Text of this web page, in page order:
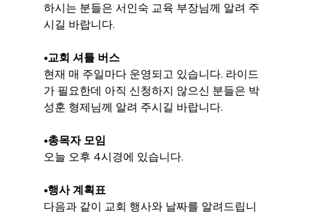
하시는 분들은 서인숙 교육 부장님께 알려 주
시길 바랍니다.
•교회 셔틀 버스
현재 매 주일마다 운영되고 있습니다. 라이드
가 필요한데 아직 신청하지 않으신 분들은 박
성훈 형제님께 알려 주시길 바랍니다.
•총목자 모임
오늘 오후 4시경에 있습니다.
•행사 계획표
다음과 같이 교회 행사와 날짜를 알려드립니